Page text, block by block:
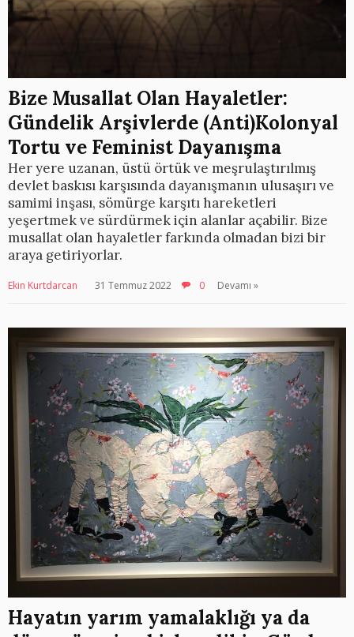
Bize Musallat Olan Hayaletler:
Gündelik Arşivlerde (Anti)Kolonyal
Tortu ve Feminist Dayanışma
Her yere uzanan, üstü örtük ve meşrulaştırılmış
devlet baskısı karşısında dayanışmanın ulusaşırı ve
samimi inşası, sömürge karşıtı hareketleri
yeşertmek ve sürdürmek için alanlar açabilir. Bize
musallat olan hayaletler farkında olmadan bizi bir
araya getiriyorlar.
Ekin Kurtdarcan 31 Temmuz 2022 0 Devamı »
Hayatın yarım yamalaklığı ya da